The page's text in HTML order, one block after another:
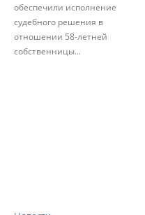
обеспечили исполнение
судебного решения в
отношении 58-летней
собственницы...